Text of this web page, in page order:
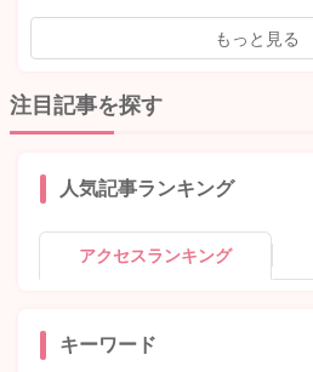
もっと見る
注目記事を探す
人気記事ランキング
アクセスランキング
キーワード